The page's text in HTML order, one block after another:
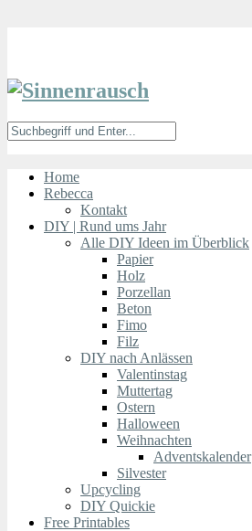
Home
Rebecca
Kontakt
DIY | Rund ums Jahr
Alle DIY Ideen im Überblick
Papier
Holz
Porzellan
Beton
Fimo
Filz
DIY nach Anlässen
Valentinstag
Muttertag
Ostern
Halloween
Weihnachten
Adventskalender
Silvester
Upcycling
DIY Quickie
Free Printables